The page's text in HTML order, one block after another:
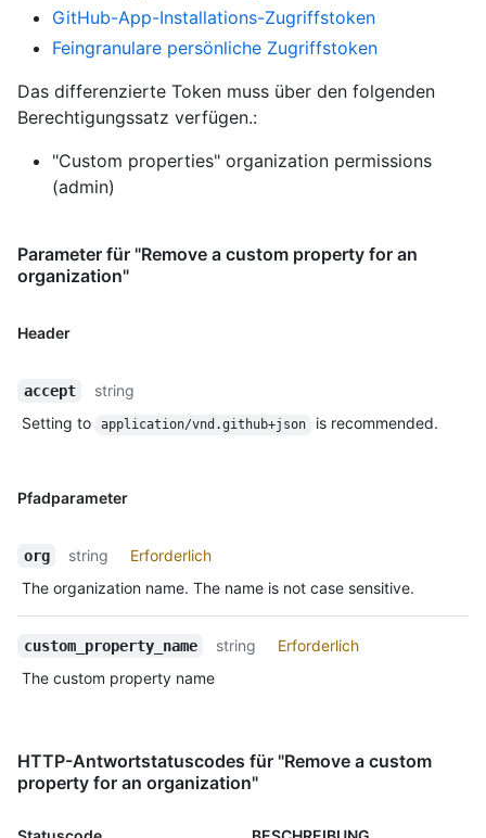
GitHub-App-Installations-Zugriffstoken
Feingranulare persönliche Zugriffstoken
Das differenzierte Token muss über den folgenden
Berechtigungssatz verfügen.:
"Custom properties" organization permissions
(admin)
Parameter für "Remove a custom property for an
organization"
Header
accept
string
Setting to
application/vnd.github+json is recommended.
Pfadparameter
org string
Erforderlich
The organization name. The name is not case sensitive.
custom_property_name string
Erforderlich
The custom property name
HTTP-Antwortstatuscodes für "Remove a custom
property for an organization"